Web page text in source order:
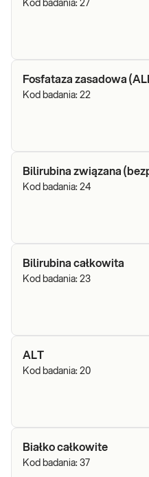
Kod badania: 27
Fosfataza zasadowa
Kod badania: 22
Bilirubina związana
Kod badania: 24
Bilirubina całkowita
Kod badania: 23
ALT
Kod badania: 20
Białko całkowite
Kod badania: 37